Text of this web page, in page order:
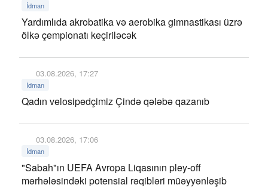
İdman
Yardımlıda akrobatika və aerobika gimnastikası üzrə
ölkə çempionatı keçiriləcək
03.08.2026, 17:27
İdman
Qadın velosipedçimiz Çində qələbə qazanıb
03.08.2026, 17:06
İdman
"Sabah"ın UEFA Avropa Liqasının pley-off
mərhələsindəki potensial rəqibləri müəyyənləşib